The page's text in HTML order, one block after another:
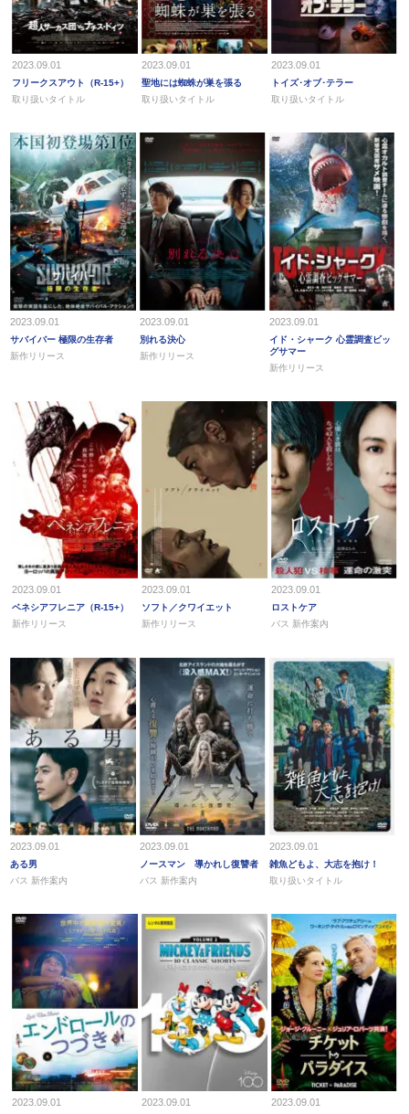
2023.09.01
フリークスアウト（R-15+）
取り扱いタイトル
2023.09.01
聖地には蜘蛛が巣を張る
取り扱いタイトル
2023.09.01
トイズ･オブ･テラー
取り扱いタイトル
2023.09.01
サバイバー 極限の生存者
新作リリース
2023.09.01
別れる決心
新作リリース
2023.09.01
イド・シャーク 心霊調査ビッ
グサマー
新作リリース
2023.09.01
ベネシアフレニア（R-15+）
新作リリース
2023.09.01
ソフト／クワイエット
新作リリース
2023.09.01
ロストケア
バス 新作案内
2023.09.01
ある男
バス 新作案内
2023.09.01
ノースマン 導かれし復讐者
バス 新作案内
2023.09.01
雑魚どもよ、大志を抱け！
取り扱いタイトル
2023.09.01 2023.09.01 2023.09.01